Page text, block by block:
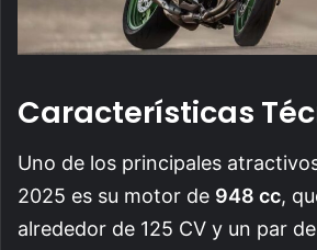
Características
Uno de los principales
2025 es su motor de 948 cc,
alrededor de 125 CV y un par